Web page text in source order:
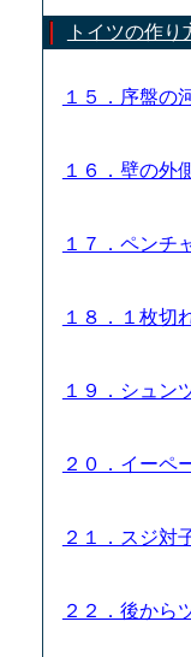
トイツの作り
１５．序盤の
１６．壁の外
１７．ペンチ
１８．１枚切
１９．シュン
２０．イーペ
２１．スジ対
２２．後から